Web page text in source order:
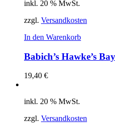
inkl. 20 % MwSt.
zzgl. Versandkosten
In den Warenkorb
Babich’s Hawke’s
19,40 €
inkl. 20 % MwSt.
zzgl. Versandkosten